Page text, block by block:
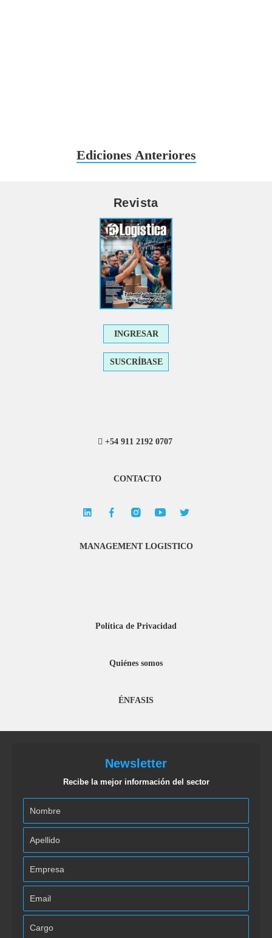
Ediciones Anteriores
Revista
INGRESAR
SUSCRÍBASE
+54 911 2192 0707
CONTACTO
MANAGEMENT LOGISTICO
Política de Privacidad
Quiénes somos
ÉNFASIS
Newsletter
Recibe la mejor información del sector